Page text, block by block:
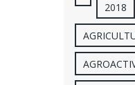
2018